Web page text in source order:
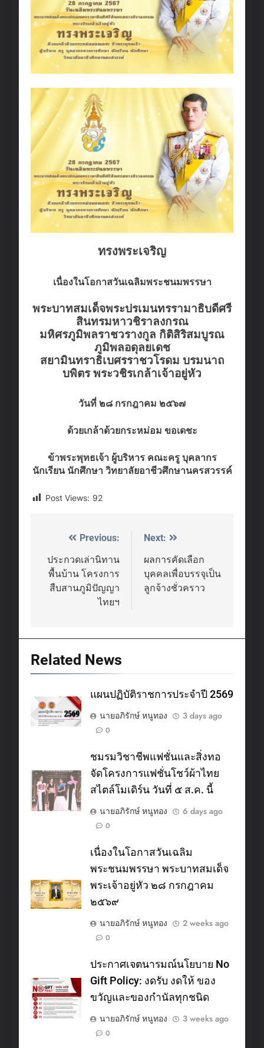
ทรงพระเจริญ
เนื่องในโอกาสวันเฉลิมพระชนมพรรษา
พระบาทสมเด็จพระปรเมนทรรามาธิบดีศรี
สินทรมหาวชิราลงกรณ
มหิศรภูมิพลราชวรางกูล กิติสิริสมบูรณ
ภูมิพลอดุลยเดช
สยามินทราธิเบศรราชวโรดม บรมนาถ
บพิตรพระวชิรเกล้าเจ้าอยู่หัว
วันที่ ๒๘ กรกฎาคม ๒๕๖๗
ด้วยเกล้าด้วยกระหม่อม ขอเดชะ
ข้าพระพุทธเจ้า ผู้บริหาร คณะครู บุคลากร
นักเรียน นักศึกษา วิทยาลัยอาชีวศึกษานครสวรรค์
Post Views: 92
Post
navigation
Previous:
ประกวดเล่านิทาน
พื้นบ้าน โครงการ
สืบสานภูมิปัญญา
ไทยฯ
Next:
ผลการคัดเลือก
บุคคลเพื่อบรรจุเป็น
ลูกจ้างชั่วคราว
Related News
แผนปฏิบัติราชการประจำปี 2569
นายอภิรักษ์ หนูทอง
3 days ago
0
ชมรมวิชาชีพแฟชั่นและสิ่งทอ
จัดโครงการแฟชั่นโชว์ผ้าไทย
สไตล์โมเดิร์น วันที่ ๕ ส.ค. นี้
นายอภิรักษ์ หนูทอง
6 days ago
0
เนื่องในโอกาสวันเฉลิม
พระชนมพรรษา พระบาทสมเด็จ
พระเจ้าอยู่หัว ๒๘ กรกฎาคม
๒๕๖๙
นายอภิรักษ์ หนูทอง
2 weeks ago
0
ประกาศเจตนารมณ์นโยบาย No
Gift Policy: งดรับ งดให้ ของ
ขวัญและของกำนัลทุกชนิด
นายอภิรักษ์ หนูทอง
3 weeks ago
0